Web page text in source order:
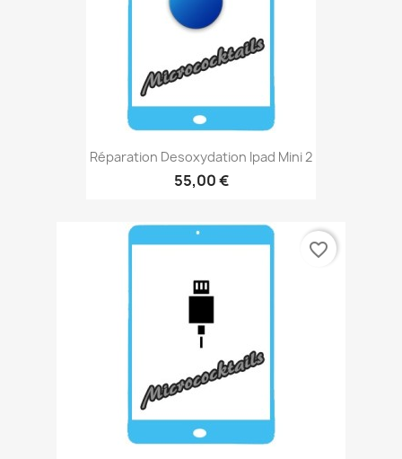
Réparation Desoxydation Ipad Mini 2
55,00 €
favorite_border